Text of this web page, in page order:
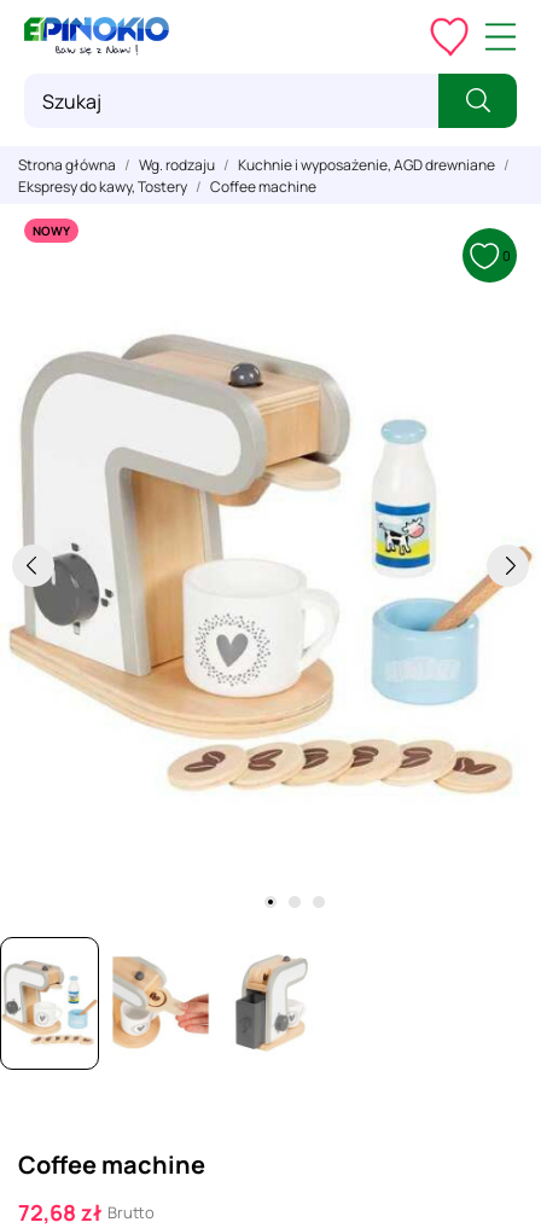
Strona główna Wg. rodzaju
Kuchnie i wyposażenie, AGD drewniane
Ekspresy do kawy, Tostery
Coffee machine
NOWY
0
Coffee machine
72,68 zł Brutto